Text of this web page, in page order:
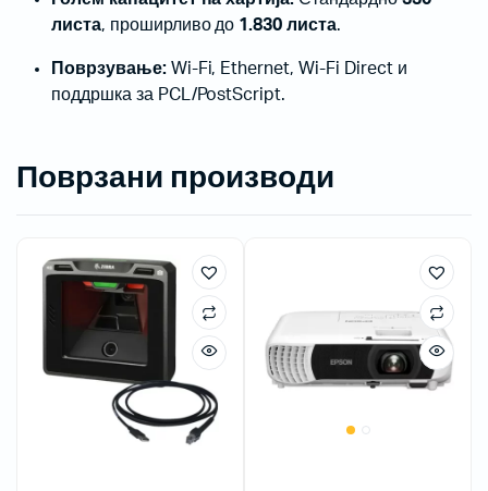
листа, проширливо до 1.830 листа.
Поврзување:Wi-Fi, Ethernet, Wi-Fi Direct и
поддршка за PCL/PostScript.
Поврзани производи